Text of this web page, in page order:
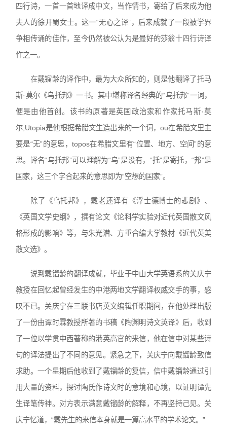
四行诗，一首一首地译成中文，当作情书，寄给了后来成为他
夫人的徐开蜀女士。这一“无心之译”，后来成就了一段被学界
争相传诵的佳作，至今仍然被公认为是最好的莎翁十四行诗译
作之一。
在戴镏龄的译作中，最为大众所知的，则是他翻译了托马
斯·莫尔《乌托邦》一书。其中堪称译名经典的“乌托邦”一词，
便是由他首创。该书的原著是英国政治家和作家托马斯·莫
尔;Utopia是他根据希腊文生造出来的一个词，ou在希腊文里主
要是“无”的意思，topos在希腊文里有“位置、地方、空间”的意
思。译名“乌托邦”可以理解为“乌”是没有，“托”是寄托，“邦”是
国家，这三个字合起来的意思即为“空想的国家”。
除了《乌托邦》，戴老还译有《浮士德博士的悲剧》、
《英国文学史纲》，撰有论文《论科学实验对近代英国散文风
格形成的影响》等，与朱光潜、方重合编大学教材《近代英美
散文选》。
说到戴镏龄的翻译成就，毕业于中山大学英语系的关庆宁
教授在回忆起曾经发生的中港两地文学翻译权威交手的事，感
叹不已。关庆宁在三联书店英文编辑任职期间，在他处理出版
了一份由谭时霖教授所著的书稿《陶渊明诗文英译》后，收到
了一位以学贯中西著称的港英高官的来信，他在信中对某些诗
句的译法提出了不同的意见。紧急之下，关庆宁向戴镏龄致信
求助。一个星期后他收到了戴镏龄的复信，信中戴镏龄通过引
用大量的资料，探讨陶氏作诗文时的意境和心境，以证明谭先
生译笔传神。对方表示满意戴镏龄的解释，不再坚持己见。关
庆宁忆道，“戴先生的来信本身就是一篇高水平的学术论文。”